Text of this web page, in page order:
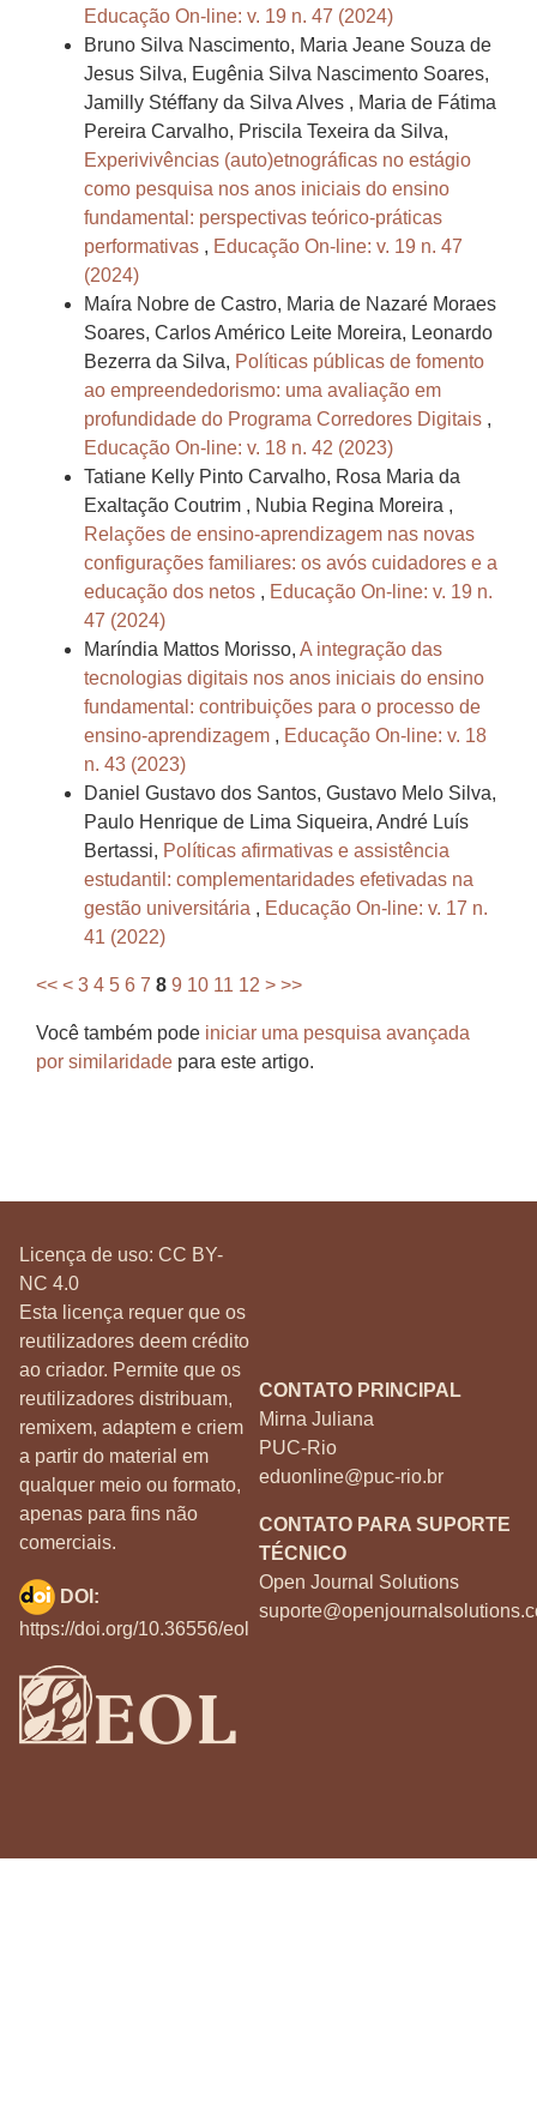
Educação On-line: v. 19 n. 47 (2024)
Bruno Silva Nascimento, Maria Jeane Souza de
Jesus Silva, Eugênia Silva Nascimento Soares,
Jamilly Stéffany da Silva Alves , Maria de Fátima
Pereira Carvalho, Priscila Texeira da Silva,
Experivivências (auto)etnográficas no estágio
como pesquisa nos anos iniciais do ensino
fundamental: perspectivas teórico-práticas
performativas , Educação On-line: v. 19 n. 47
(2024)
Maíra Nobre de Castro, Maria de Nazaré Moraes
Soares, Carlos Américo Leite Moreira, Leonardo
Bezerra da Silva, Políticas públicas de fomento
ao empreendedorismo: uma avaliação em
profundidade do Programa Corredores Digitais ,
Educação On-line: v. 18 n. 42 (2023)
Tatiane Kelly Pinto Carvalho, Rosa Maria da
Exaltação Coutrim , Nubia Regina Moreira ,
Relações de ensino-aprendizagem nas novas
configurações familiares: os avós cuidadores e a
educação dos netos , Educação On-line: v. 19 n.
47 (2024)
Maríndia Mattos Morisso, A integração das
tecnologias digitais nos anos iniciais do ensino
fundamental: contribuições para o processo de
ensino-aprendizagem , Educação On-line: v. 18
n. 43 (2023)
Daniel Gustavo dos Santos, Gustavo Melo Silva,
Paulo Henrique de Lima Siqueira, André Luís
Bertassi, Políticas afirmativas e assistência
estudantil: complementaridades efetivadas na
gestão universitária , Educação On-line: v. 17 n.
41 (2022)
<< < 3 4 5 6 7 8 9 10 11 12 > >>
Você também pode iniciar uma pesquisa avançada
por similaridade para este artigo.
Licença de uso: CC BY-
NC 4.0
Esta licença requer que os
reutilizadores deem crédito
ao criador. Permite que os
reutilizadores distribuam,
remixem, adaptem e criem
a partir do material em
qualquer meio ou formato,
apenas para fins não
comerciais.
CONTATO PRINCIPAL
Mirna Juliana
PUC-Rio
eduonline@puc-rio.br
CONTATO PARA SUPORTE
TÉCNICO
Open Journal Solutions
DOI:
https://doi.org/10.36556/eol